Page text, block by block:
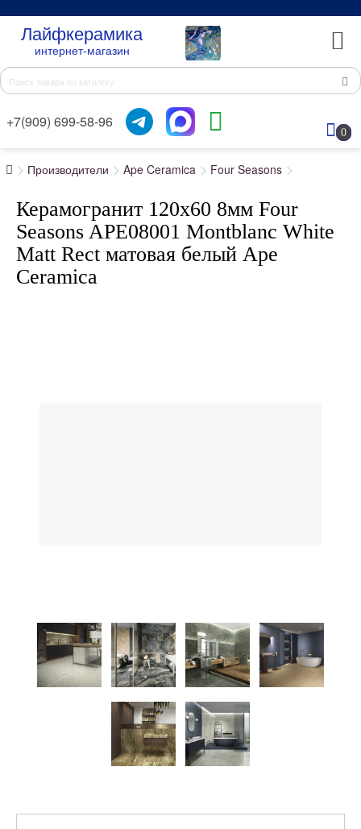
Лайфкерамика
интернет-магазин
+7(909) 699-58-96
0
Производители Ape Ceramica Four Seasons
Керамогранит 120x60 8мм Four
Seasons APE08001 Montblanc White
Matt Rect матовая белый Ape
Ceramica